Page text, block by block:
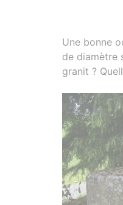
Une bonne
de diamètre
granit ?